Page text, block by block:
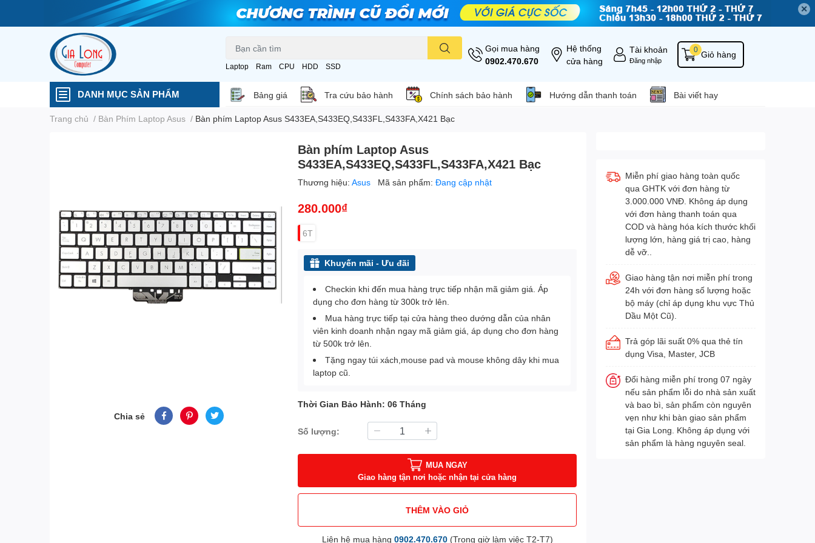
✕
Laptop Ram CPU HDD SSD
Gọi mua hàng
0902.470.670
Hệ thống
cửa hàng
Tài khoản
Đăng nhập
Giỏ hàng
0
DANH MỤC SẢN PHẨM Bảng giá Tra cứu bảo hành Chính sách bảo hành Hướng dẫn thanh toán Bài viết hay
Trang chủ / Bàn Phím Laptop Asus / Bàn phím Laptop Asus S433EA,S433EQ,S433FL,S433FA,X421 Bạc
Chia sẻ
Bàn phím Laptop Asus
S433EA,S433EQ,S433FL,S433FA,X421 Bạc
Thương hiệu:Asus Mã sản phẩm:Đang cập nhật
280.000₫
6T
Khuyến mãi - Ưu đãi
Checkin khi đến mua hàng trực tiếp nhận mã giảm giá. Áp
dụng cho đơn hàng từ 300k trở lên.
Mua hàng trực tiếp tại cửa hàng theo dướng dẫn của nhân
viên kinh doanh nhận ngay mã giảm giá, áp dụng cho đơn hàng
từ 500k trở lên.
Tặng ngay túi xách,mouse pad và mouse không dây khi mua
laptop cũ.
Thời Gian Bảo Hành: 06 Tháng
Số lượng:
MUA NGAY
Giao hàng tận nơi hoặc nhận tại cửa hàng
THÊM VÀO GIỎ
Liên hệ mua hàng 0902.470.670(Trong giờ làm việc T2-T7)
Miễn phí giao hàng toàn quốc
qua GHTK với đơn hàng từ
3.000.000 VNĐ. Không áp dụng
với đơn hàng thanh toán qua
COD và hàng hóa kích thước khối
lượng lớn, hàng giá trị cao, hàng
dễ vỡ..
Giao hàng tận nơi miễn phí trong
24h với đơn hàng số lượng hoặc
bộ máy (chỉ áp dụng khu vực Thủ
Dầu Một Cũ).
Trả góp lãi suất 0% qua thẻ tín
dụng Visa, Master, JCB
Đổi hàng miễn phí trong 07 ngày
nếu sản phẩm lỗi do nhà sản xuất
và bao bì, sản phẩm còn nguyên
vẹn như khi bàn giao sản phẩm
tại Gia Long. Không áp dụng với
sản phẩm là hàng nguyên seal.